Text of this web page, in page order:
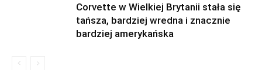
Corvette w Wielkiej Brytanii stała się
tańsza, bardziej wredna i znacznie
bardziej amerykańska